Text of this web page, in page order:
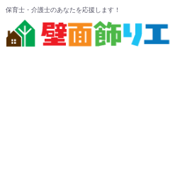
保育士・介護士のあなたを応援します！